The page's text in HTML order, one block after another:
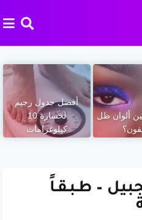
ألوان ظل
أفضل جدول رجيم
لخسارة 10
كيلوغرامات
– طـبـقـاً